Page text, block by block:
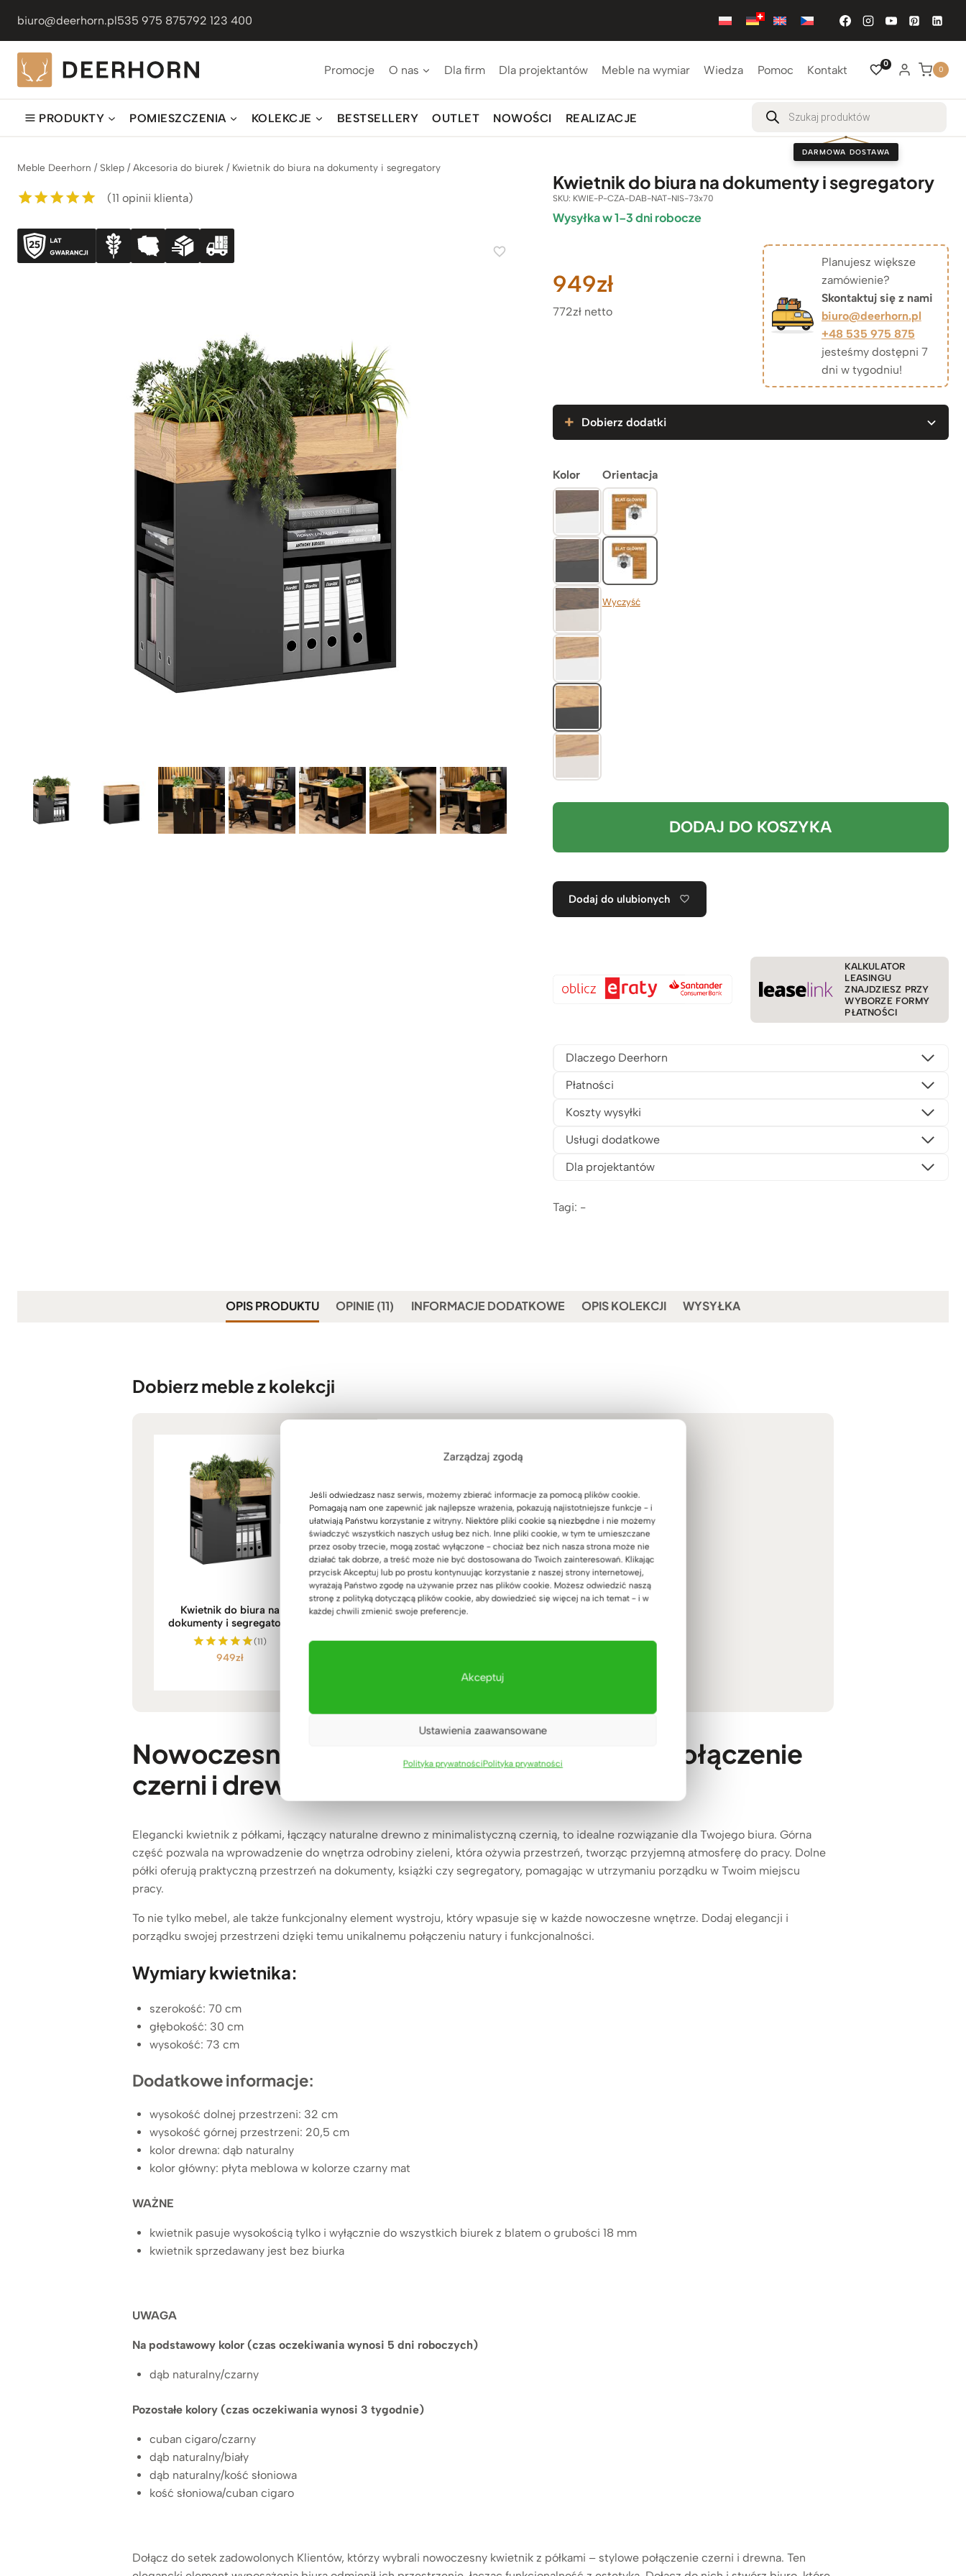
Zarządzaj zgodą
Jeśli odwiedzasz nasz serwis, możemy zbierać informacje za pomocą plików cookie.
Pomagają nam one zapewnić jak najlepsze wrażenia, pokazują najistotniejsze funkcje - i
ułatwiają Państwu korzystanie z witryny. Niektóre pliki cookie są niezbędne i nie możemy
świadczyć wszystkich naszych usług bez nich. Inne pliki cookie, w tym te umieszczane
przez osoby trzecie, mogą zostać wyłączone - chociaż bez nich nasza strona może nie
działać tak dobrze, a treść może nie być dostosowana do Twoich zainteresowań. Klikając
przycisk Akceptuj lub po prostu kontynuując korzystanie z naszej strony internetowej,
wyrażają Państwo zgodę na używanie przez nas plików cookie. Możesz odwiedzić naszą
stronę z polityką dotyczącą plików cookie, aby dowiedzieć się więcej na ich temat - i w
każdej chwili zmienić swoje preferencje.
Akceptuj
Ustawienia zaawansowane
Polityka prywatnościPolityka prywatności
treści
biuro@deerhorn.pl535 975 875792 123 400
Promocje O nas Dla firm Dla projektantów Meble na wymiar Wiedza Pomoc Kontakt 0
0
PRODUKTY POMIESZCZENIA KOLEKCJE BESTSELLERY OUTLET NOWOŚCI REALIZACJE
Wyszukiwarka
produktów
DARMOWA DOSTAWA
Meble Deerhorn / Sklep /Akcesoria do biurek / Kwietnik do biura na dokumenty i segregatory
5.00na 5 na
podstawie
ocen
(11 opinii klienta)
Kwietnik do biura na dokumenty i segregatory
SKU: KWIE-P-CZA-DAB-NAT-NIS-73x70
Wysyłka w 1–3 dni robocze
949zł
772zł netto
Planujesz większe
zamówienie?
Skontaktuj się z nami
biuro@deerhorn.pl
+48 535 975 875
jesteśmy dostępni 7
dni w tygodniu!
Dobierz dodatki
Kolor Orientacja
Wyczyść
DODAJ DO KOSZYKA
Dodaj do ulubionych
KALKULATOR
LEASINGU
ZNAJDZIESZ PRZY
WYBORZE FORMY
PŁATNOŚCI
Dlaczego Deerhorn
Płatności
Koszty wysyłki
Usługi dodatkowe
Dla projektantów
Tagi: -
OPIS PRODUKTU OPINIE (11) INFORMACJE DODATKOWE OPIS KOLEKCJI WYSYŁKA
Dobierz meble z kolekcji
Kwietnik do biura na
dokumenty i segregatory
Oceniono
(11)
949zł
Biurko dębowe biurowe
minimalistyczne czarne
Nowoczesny kwietnik z półkami – stylowe połączenie
czerni i drewna
Elegancki kwietnik z półkami, łączący naturalne drewno z minimalistyczną czernią, to idealne rozwiązanie dla Twojego biura. Górna
część pozwala na wprowadzenie do wnętrza odrobiny zieleni, która ożywia przestrzeń, tworząc przyjemną atmosferę do pracy. Dolne
półki oferują praktyczną przestrzeń na dokumenty, książki czy segregatory, pomagając w utrzymaniu porządku w Twoim miejscu
pracy.
To nie tylko mebel, ale także funkcjonalny element wystroju, który wpasuje się w każde nowoczesne wnętrze. Dodaj elegancji i
porządku swojej przestrzeni dzięki temu unikalnemu połączeniu natury i funkcjonalności.
Wymiary kwietnika:
szerokość: 70 cm
głębokość: 30 cm
wysokość: 73 cm
Dodatkowe informacje:
wysokość dolnej przestrzeni: 32 cm
wysokość górnej przestrzeni: 20,5 cm
kolor drewna: dąb naturalny
kolor główny: płyta meblowa w kolorze czarny mat
WAŻNE
kwietnik pasuje wysokością tylko i wyłącznie do wszystkich biurek z blatem o grubości 18 mm
kwietnik sprzedawany jest bez biurka
UWAGA
Na podstawowy kolor (czas oczekiwania wynosi 5 dni roboczych)
dąb naturalny/czarny
Pozostałe kolory (czas oczekiwania wynosi 3 tygodnie)
cuban cigaro/czarny
dąb naturalny/biały
dąb naturalny/kość słoniowa
kość słoniowa/cuban cigaro
Dołącz do setek zadowolonych Klientów, którzy wybrali nowoczesny kwietnik z półkami – stylowe połączenie czerni i drewna. Ten